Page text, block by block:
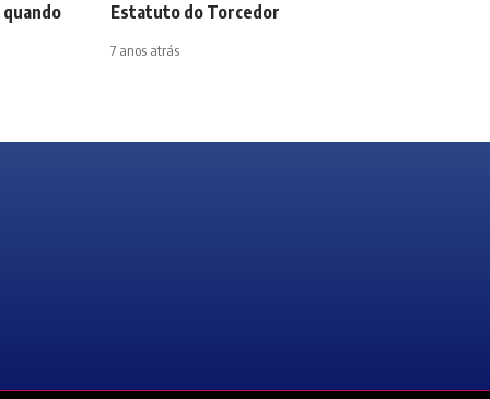
Estatuto do Torcedor
7 anos atrás